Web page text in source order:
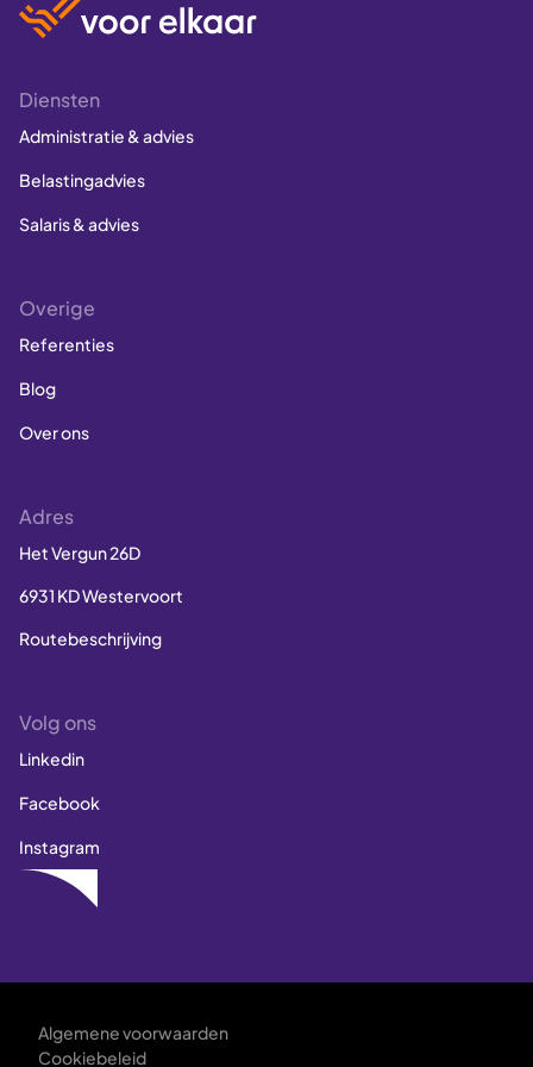
Diensten
Administratie & advies
Belastingadvies
Salaris & advies
Overige
Referenties
Blog
Over ons
Adres
Het Vergun 26D
6931 KD Westervoort
Routebeschrijving
Volg ons
Linkedin
Facebook
Instagram
Algemene voorwaarden
Cookiebeleid